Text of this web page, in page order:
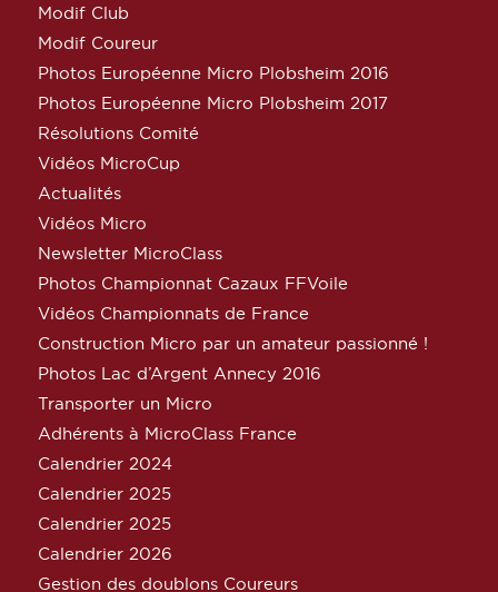
Modif Club
Modif Coureur
Photos Européenne Micro Plobsheim 2016
Photos Européenne Micro Plobsheim 2017
Résolutions Comité
Vidéos MicroCup
Actualités
Vidéos Micro
Newsletter MicroClass
Photos Championnat Cazaux FFVoile
Vidéos Championnats de France
Construction Micro par un amateur passionné !
Photos Lac d’Argent Annecy 2016
Transporter un Micro
Adhérents à MicroClass France
Calendrier 2024
Calendrier 2025
Calendrier 2025
Calendrier 2026
Gestion des doublons Coureurs